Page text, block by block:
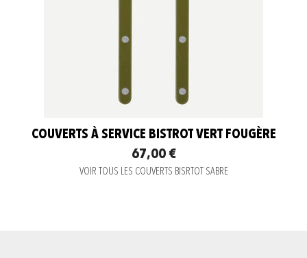
COUVERTS À SERVICE BISTROT VERT FOUGÈRE
67,00 €
VOIR TOUS LES COUVERTS BISRTOT SABRE